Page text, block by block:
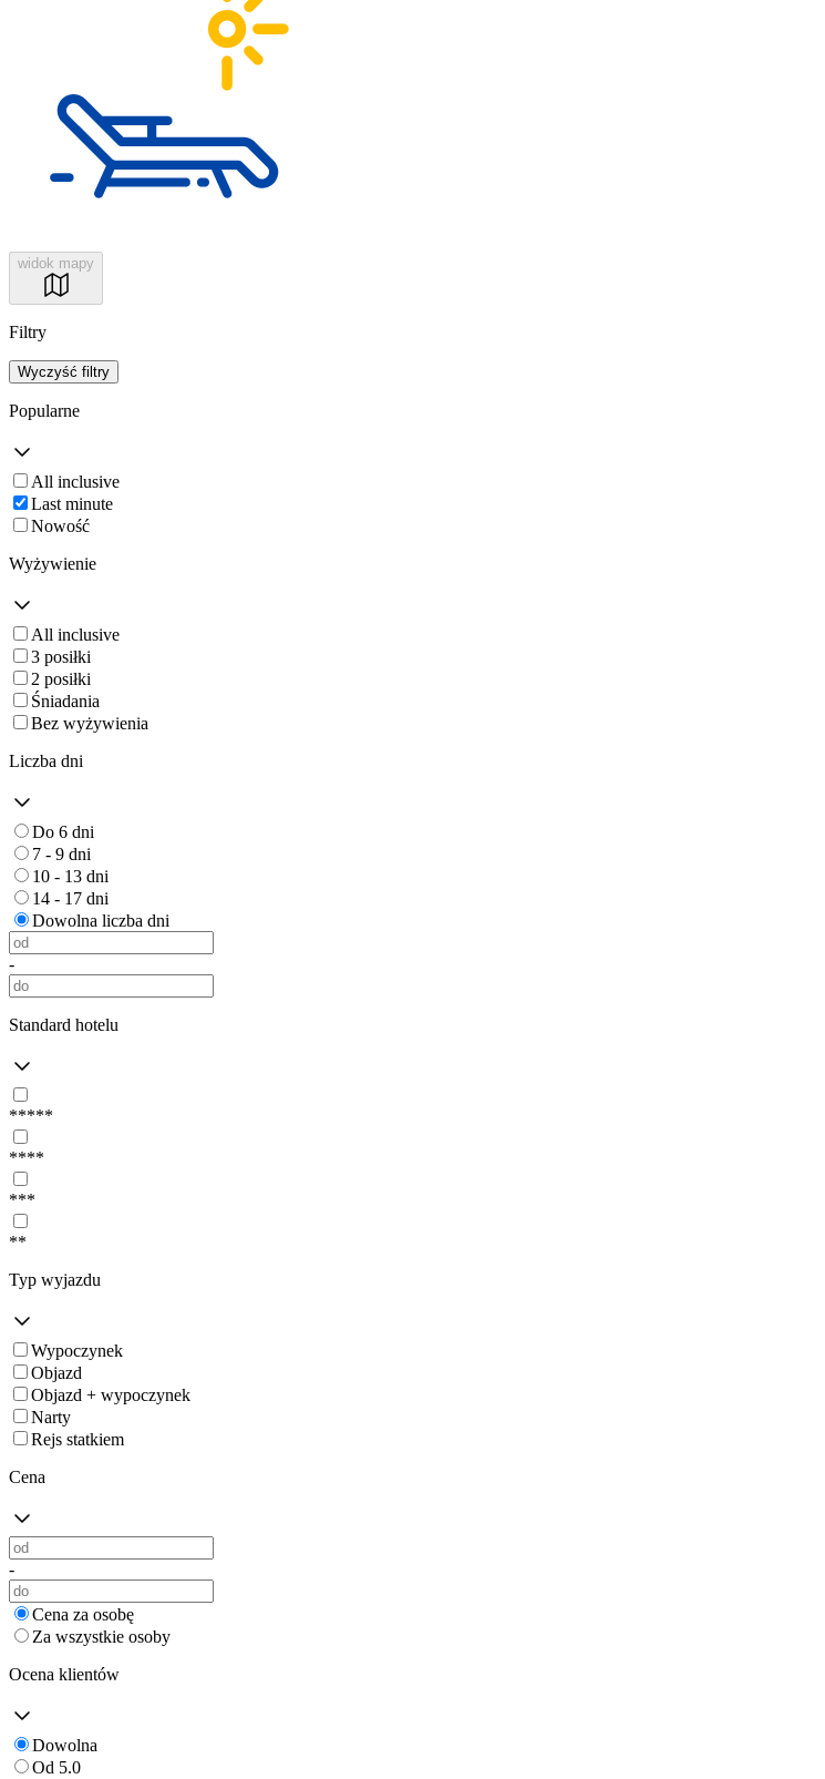
widok mapy
Filtry
Wyczyść filtry
Popularne
All inclusive
Last minute
Nowość
Wyżywienie
All inclusive
3 posiłki
2 posiłki
Śniadania
Bez wyżywienia
Liczba dni
Do 6 dni
7 - 9 dni
10 - 13 dni
14 - 17 dni
Dowolna liczba dni
-
Standard hotelu
*****
****
***
**
Typ wyjazdu
Wypoczynek
Objazd
Objazd + wypoczynek
Narty
Rejs statkiem
Cena
-
Cena za osobę
Za wszystkie osoby
Ocena klientów
Dowolna
Od 5.0